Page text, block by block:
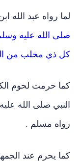
لما رواه عبد الله
صلى الله عليه
كل ذي مخلب من
كما حرمت لحوم
النبي صلى الله
رواه مسلم .
كما يحرم عند